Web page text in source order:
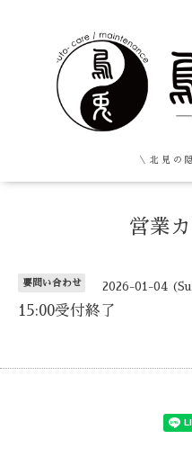
＼ 北 見 の
営業
要問い合わせ 2026-01-04
15:00受付終了